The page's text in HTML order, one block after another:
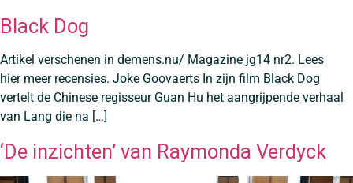
Black Dog
Artikel verschenen in demens.nu/ Magazine jg14 nr2. Lees
hier meer recensies. Joke Goovaerts In zijn film Black Dog
vertelt de Chinese regisseur Guan Hu het aangrijpende verhaal
van Lang die na […]
‘De inzichten’ van Raymonda Verdyck